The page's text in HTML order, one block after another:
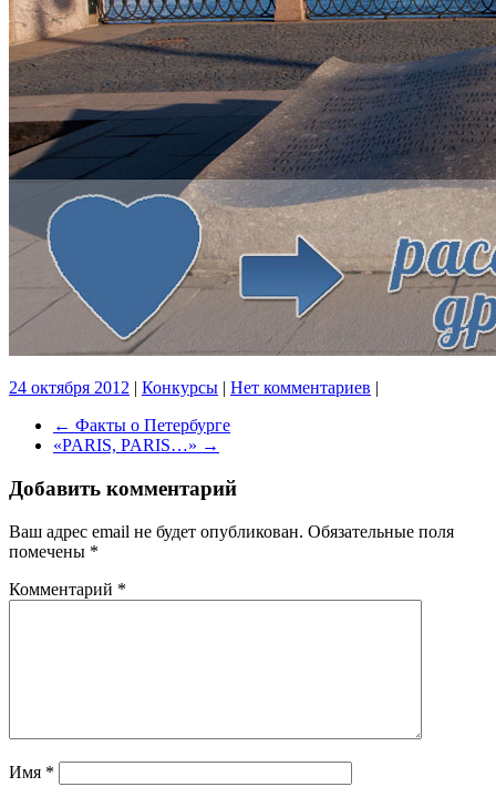
24 октября 2012 | Конкурсы | Нет комментариев |
← Факты о Петербурге
«PARIS, PARIS…» →
Добавить комментарий
Ваш адрес email не будет опубликован. Обязательные поля
помечены *
Комментарий *
Имя *